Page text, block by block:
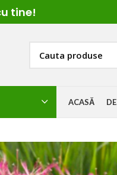
tine!
ACASĂ